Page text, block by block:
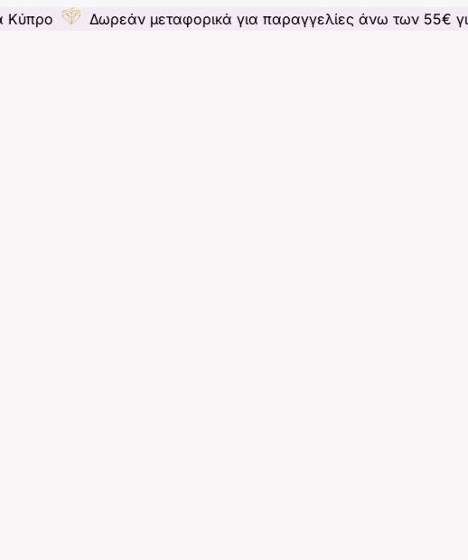
Δωρεάν μεταφορικά για παραγγελίες άνω των 55€ για Ελλάδα